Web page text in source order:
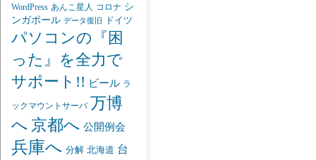
WordPress あんこ星人 コロナ シ
ンガポール データ復旧 ドイツ
パソコンの『困
った』を全力で
サポート!! ビール ラ
ックマウントサーバ 万博
へ 京都へ 公開例会
兵庫へ 分解 北海道 台